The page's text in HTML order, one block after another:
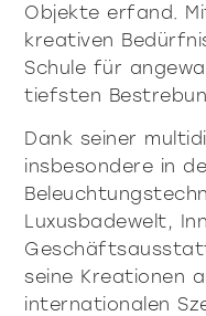
Incisive
Objekte erfand.
kreativen
Schule für
tiefsten
Dank seiner
insbesondere in
Luxusbadewelt,
seine Kreationen
internationalen